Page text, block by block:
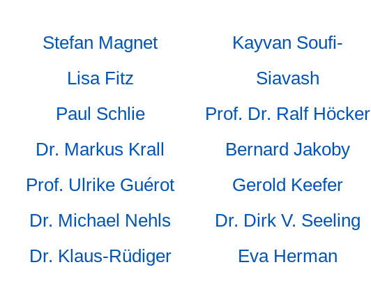
Stefan Magnet
Lisa Fitz
Paul Schlie
Dr. Markus Krall
Prof. Ulrike Guérot
Dr. Michael Nehls
Dr. Klaus-Rüdiger
Kayvan Soufi-
Siavash
Prof. Dr. Ralf Höcker
Bernard Jakoby
Gerold Keefer
Dr. Dirk V. Seeling
Eva Herman